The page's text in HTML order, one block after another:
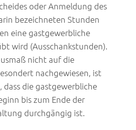
oder Anmeldung des
bezeichneten Stunden
eine gastgewerbliche
wird (Ausschankstunden).
nicht auf die
nachgewiesen, ist
dass die gastgewerbliche
bis zum Ende der
durchgängig ist.